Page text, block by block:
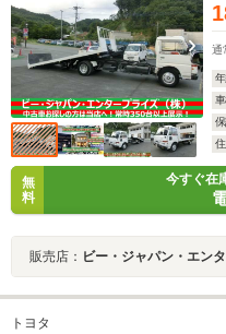
通
無
料
今すぐ在
販売店： ビー・ジャパン・エン
トヨタ